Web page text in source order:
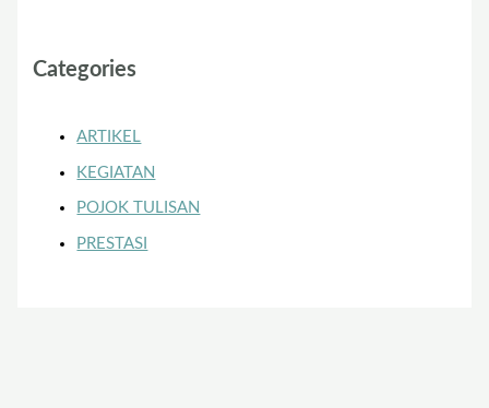
Categories
ARTIKEL
KEGIATAN
POJOK TULISAN
PRESTASI